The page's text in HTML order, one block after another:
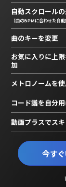
今す
自動スクロール
（曲のBPMに合わせた自動
曲のキーを変更
お気に入りに上
加
メトロノームを
コード譜を自分
動画プラスでス